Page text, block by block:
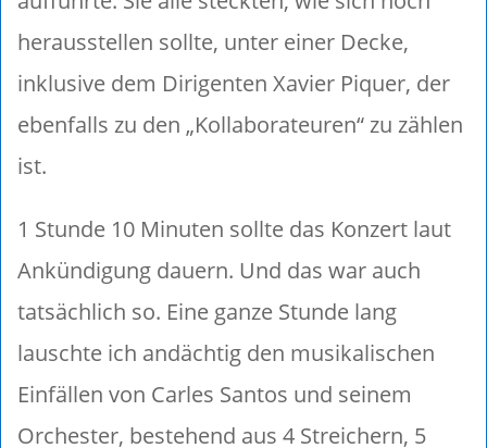
herausstellen sollte, unter einer Decke,
inklusive dem Dirigenten Xavier Piquer, der
ebenfalls zu den „Kollaborateuren“ zu zählen
ist.
1 Stunde 10 Minuten sollte das Konzert laut
Ankündigung dauern. Und das war auch
tatsächlich so. Eine ganze Stunde lang
lauschte ich andächtig den musikalischen
Einfällen von Carles Santos und seinem
Orchester, bestehend aus 4 Streichern, 5